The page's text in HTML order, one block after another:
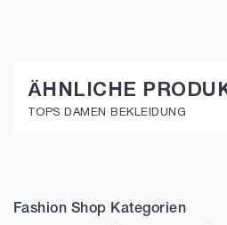
ÄHNLICHE
TOPS DAMEN BEKLEIDUNG
Fashion Shop Kategorien